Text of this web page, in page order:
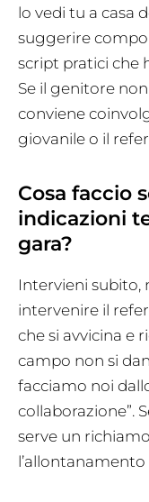
lo vedi tu a casa
suggerire
script pratici che
Se il genitore
conviene
giovanile o il
Cosa faccio
indicazioni
gara?
Intervieni subito,
intervenire il
che si avvicina e
campo non si
facciamo noi
collaborazione”.
serve un